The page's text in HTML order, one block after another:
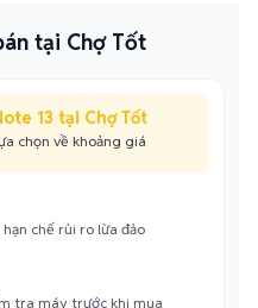
tại Chợ Tốt
13 tại Chợ Tốt
chọn về khoảng giá
chế rủi ro lừa đảo
tra máy trước khi mua